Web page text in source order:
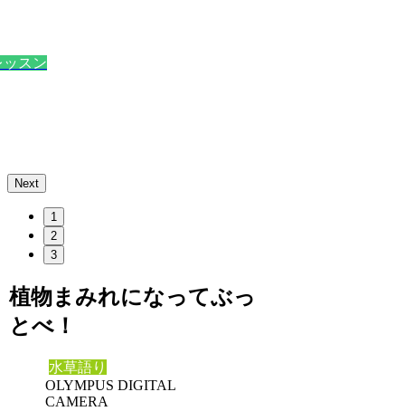
Next
1
2
3
植物まみれになってぶっ
とべ！
水草語り
OLYMPUS DIGITAL
CAMERA